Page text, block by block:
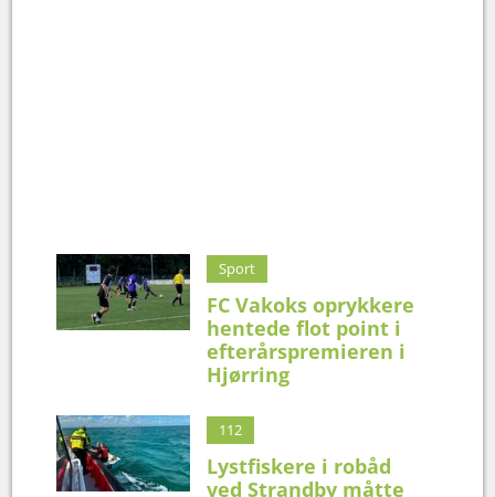
Sport
FC Vakoks oprykkere
hentede flot point i
efterårspremieren i
Hjørring
112
Lystfiskere i robåd
ved Strandby måtte